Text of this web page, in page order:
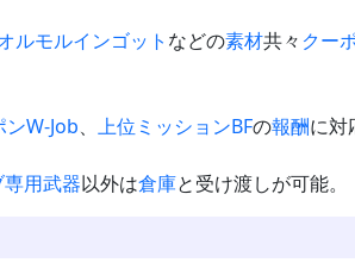
ルモルインゴット などの素材共々 クー
ンW-Job、 上位ミッションBFの報酬に対
専用武器以外は倉庫と受け渡しが可能。